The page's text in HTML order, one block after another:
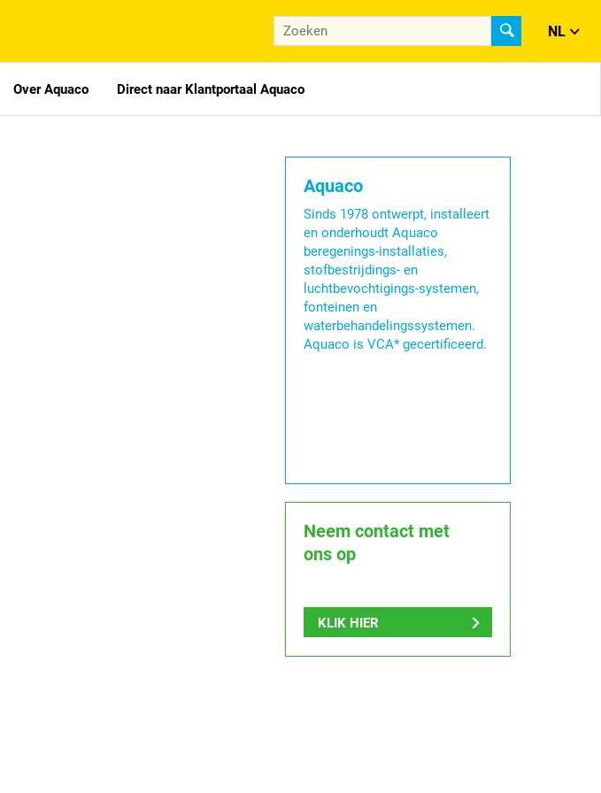
NL
Over Aquaco Direct naar Klantportaal Aquaco
Aquaco
Sinds 1978 ontwerpt, installeert
en onderhoudt Aquaco
beregenings-installaties,
stofbestrijdings- en
luchtbevochtigings-systemen,
fonteinen en
waterbehandelingssystemen.
Aquaco is VCA* gecertificeerd.
Neem contact met
ons op
KLIK HIER